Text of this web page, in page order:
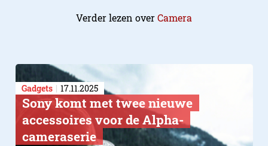
Verder lezen overCamera
Gadgets 17.11.2025
Sony komt met twee nieuwe
accessoires voor de Alpha-
cameraserie